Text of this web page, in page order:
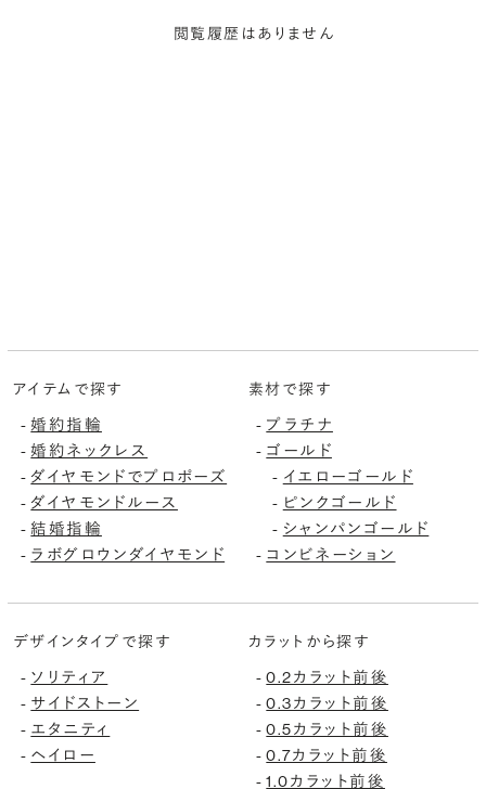
閲覧履歴はありません
アイテムで探す
-婚約指輪
-婚約ネックレス
-ダイヤモンドでプロポーズ
-ダイヤモンドルース
-結婚指輪
- ラボグロウンダイヤモンド
素材で探す
- プラチナ
- ゴールド
- イエローゴールド
- ピンクゴールド
- シャンパンゴールド
- コンビネーション
デザインタイプで探す
- ソリティア
- サイドストーン
- エタニティ
- ヘイロー
カラットから探す
-0.2カラット前後
-0.3カラット前後
-0.5カラット前後
-0.7カラット前後
-1.0カラット前後